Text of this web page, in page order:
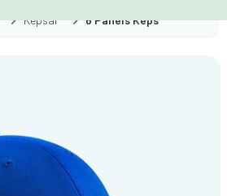
Kepsar 6 Panels Keps